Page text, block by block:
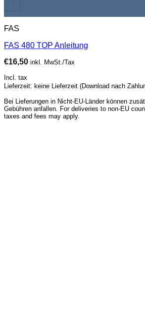
FAS
FAS 480 TOP Anleitung
€16,50 inkl. MwSt./Tax
Incl. tax
Lieferzeit: keine Lieferzeit (Download nach
Bei Lieferungen in Nicht-EU-Länder können
Gebühren anfallen. For deliveries to non-EU
taxes and fees may apply.